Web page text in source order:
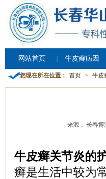
网站首页 牛皮癣病因
您现在所在位置： 首页 > 牛皮
来源： 长春博
牛皮癣关节炎的
癣是生活中较为